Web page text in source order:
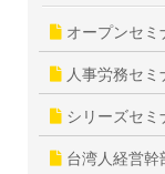
オープンセミ
人事労務セ
シリーズセ
台湾人経営幹